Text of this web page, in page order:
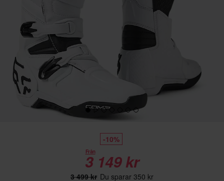
-10%
Från
3 149 kr
3 499 kr Du sparar 350 kr